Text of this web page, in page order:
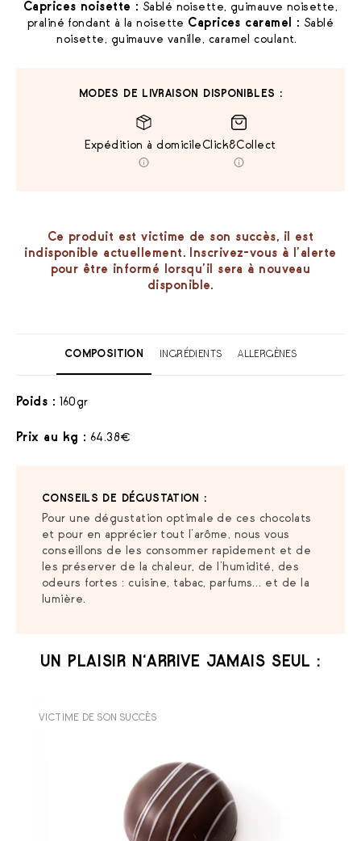
Caprices noisette : Sablé noisette, guimauve noisette,
praliné fondant à la noisette Caprices caramel : Sablé
noisette, guimauve vanille, caramel coulant.
MODES DE LIVRAISON DISPONIBLES :
Expédition à domicileClick&Collect
Ce produit est victime de son succès, il est
indisponible actuellement. Inscrivez-vous à l’alerte
pour être informé lorsqu’il sera à nouveau
disponible.
COMPOSITION INGRÉDIENTS ALLERGÈNES
Poids : 160gr
Prix au kg : 64.38€
CONSEILS DE DÉGUSTATION :
Pour une dégustation optimale de ces chocolats
et pour en apprécier tout l’arôme, nous vous
conseillons de les consommer rapidement et de
les préserver de la chaleur, de l’humidité, des
odeurs fortes : cuisine, tabac, parfums… et de la
lumière.
UN PLAISIR N‘ARRIVE JAMAIS SEUL :
VICTIME DE SON SUCCÈS